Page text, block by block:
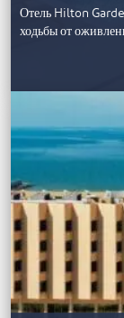
Отель Hilton
ходьбы от